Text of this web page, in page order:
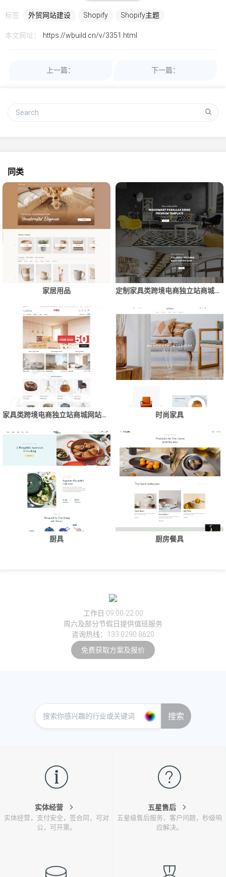
标签: 外贸网站建设 Shopify Shopify主题
本文网址： https://wbuild.cn/v/3351.html
上一篇： 下一篇：
同类
家居用品 定制家具类跨境电商独立站商城网站搭建制作
家具类跨境电商独立站商城网站建设制作 时尚家具
厨具 厨房餐具
工作日 09:00-22:00
周六及部分节假日提供值班服务
咨询热线：133 0290 8620
免费获取方案及报价
搜索
实体经营
实体经营，支付安全，签合同，可对
公，可开票。
五星售后
五星级售后服务，客户问题，秒级响
应解决。